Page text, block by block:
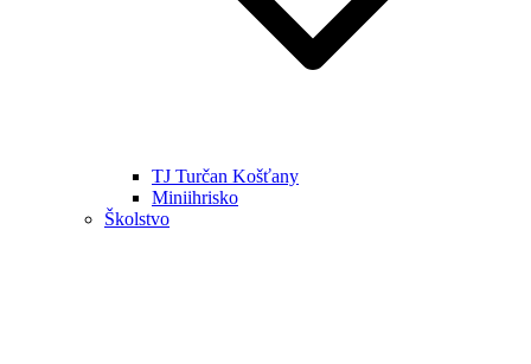
TJ Turčan Košťany
Miniihrisko
Školstvo